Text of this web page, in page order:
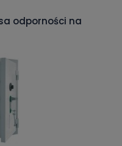
odporności na